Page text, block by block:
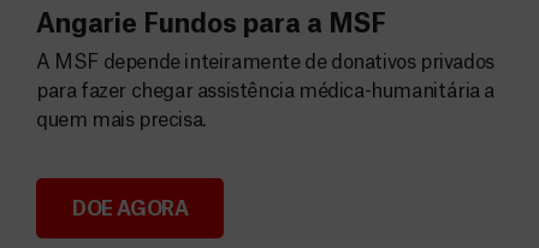
Angarie Fundos para a MSF
Angarie Fundos para a MSF
A MSF depende inteiramente de donativos privados
para fazer chegar assistência médica-humanitária a
quem mais precisa.
DOE AGORA